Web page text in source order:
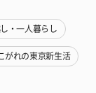
・一人暮らし
がれの東京新生活